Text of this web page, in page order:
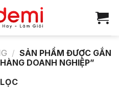
/ SẢN PHẨM ĐƯỢC GẮN
DOANH NGHIỆP”
LỌC